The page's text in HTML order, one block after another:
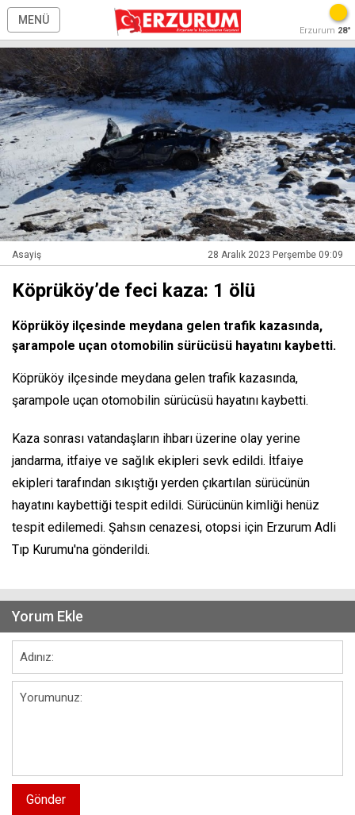
MENÜ
Erzurum 28°
Asayiş 28 Aralık 2023 Perşembe 09:09
Köprüköy’de feci kaza: 1 ölü
Köprüköy ilçesinde meydana gelen trafik kazasında,
şarampole uçan otomobilin sürücüsü hayatını kaybetti.
Köprüköy ilçesinde meydana gelen trafik kazasında,
şarampole uçan otomobilin sürücüsü hayatını kaybetti.
Kaza sonrası vatandaşların ihbarı üzerine olay yerine
jandarma, itfaiye ve sağlık ekipleri sevk edildi. İtfaiye
ekipleri tarafından sıkıştığı yerden çıkartılan sürücünün
hayatını kaybettiği tespit edildi. Sürücünün kimliği henüz
tespit edilemedi. Şahsın cenazesi, otopsi için Erzurum Adli
Tıp Kurumu'na gönderildi.
Yorum Ekle
Gönder